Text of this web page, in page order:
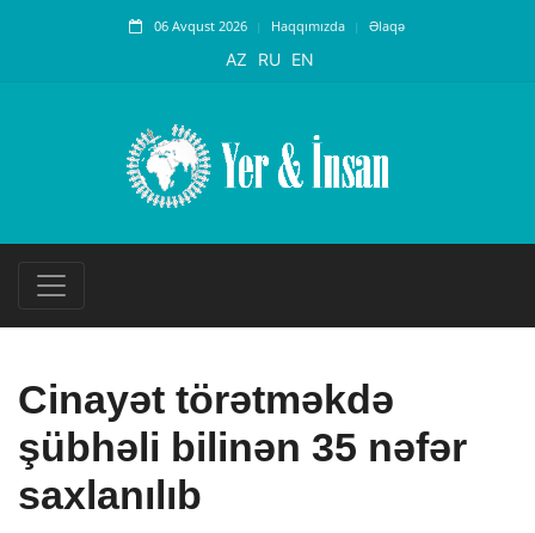
06 Avqust 2026 Haqqımızda Əlaqə
AZ RU EN
Cinayət törətməkdə
şübhəli bilinən 35 nəfər
saxlanılıb